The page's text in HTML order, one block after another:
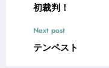
初裁判！
Next post
テンペスト